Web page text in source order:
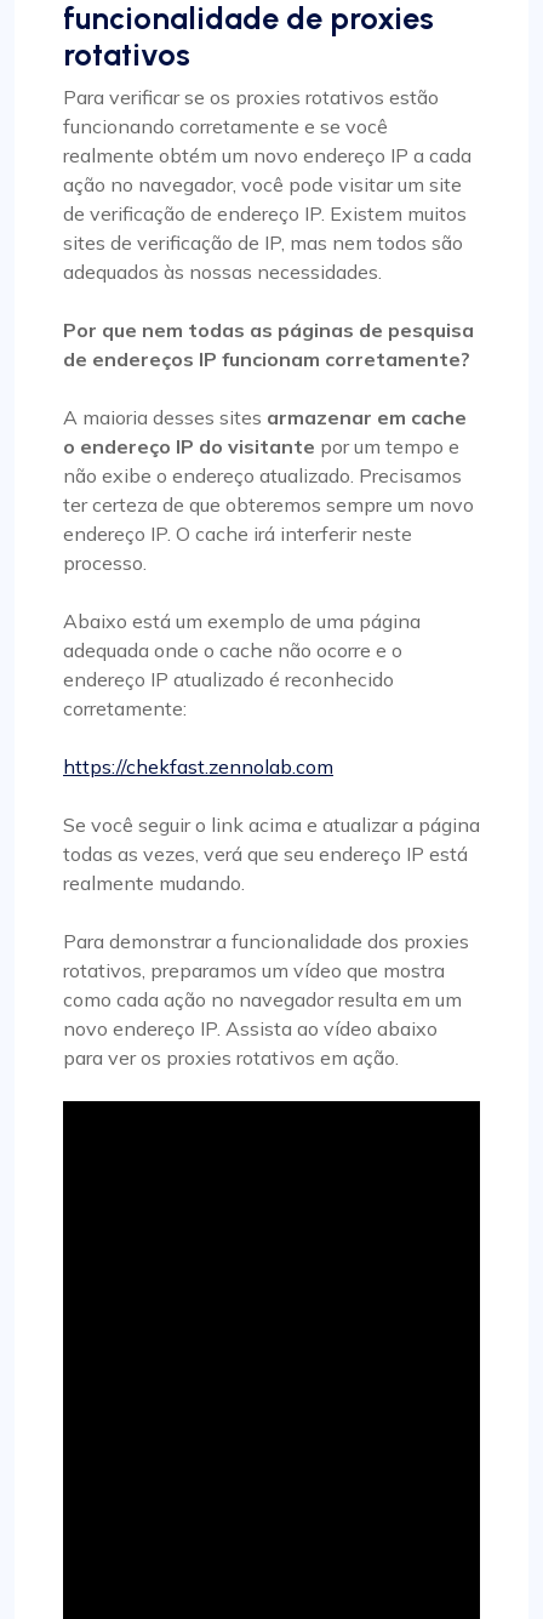
funcionalidade de proxies
rotativos
Para verificar se os proxies rotativos estão
funcionando corretamente e se você
realmente obtém um novo endereço IP a cada
ação no navegador, você pode visitar um site
de verificação de endereço IP. Existem muitos
sites de verificação de IP, mas nem todos são
adequados às nossas necessidades.
Por que nem todas as páginas de pesquisa
de endereços IP funcionam corretamente?
A maioria desses sites armazenar em cache
o endereço IP do visitante por um tempo e
não exibe o endereço atualizado. Precisamos
ter certeza de que obteremos sempre um novo
endereço IP. O cache irá interferir neste
processo.
Abaixo está um exemplo de uma página
adequada onde o cache não ocorre e o
endereço IP atualizado é reconhecido
corretamente:
https://chekfast.zennolab.com
Se você seguir o link acima e atualizar a página
todas as vezes, verá que seu endereço IP está
realmente mudando.
Para demonstrar a funcionalidade dos proxies
rotativos, preparamos um vídeo que mostra
como cada ação no navegador resulta em um
novo endereço IP. Assista ao vídeo abaixo
para ver os proxies rotativos em ação.